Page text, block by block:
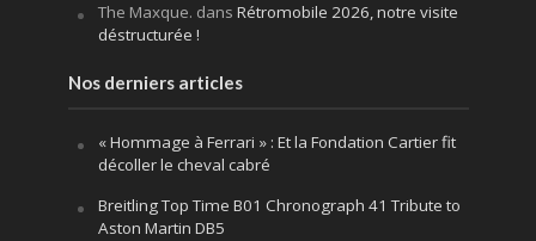
The Maxque. dans Rétromobile 2026, notre visite
déstructurée !
Nos derniers articles
« Hommage à Ferrari » : Et la Fondation Cartier fit
décoller le cheval cabré
Breitling Top Time B01 Chronograph 41 Tribute to
Aston Martin DB5